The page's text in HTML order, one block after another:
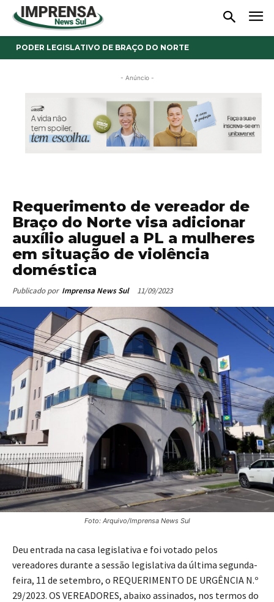
PODER LEGISLATIVO DE BRAÇO DO NORTE
- Anúncio -
Requerimento de vereador de
Braço do Norte visa adicionar
auxílio aluguel a PL a mulheres
em situação de violência
doméstica
Publicado por Imprensa News Sul 11/09/2023
Foto: Arquivo/Imprensa News Sul
Deu entrada na casa legislativa e foi votado pelos
vereadores durante a sessão legislativa da última segunda-
feira, 11 de setembro, o REQUERIMENTO DE URGÊNCIA N.º
29/2023. OS VEREADORES, abaixo assinados, nos termos do